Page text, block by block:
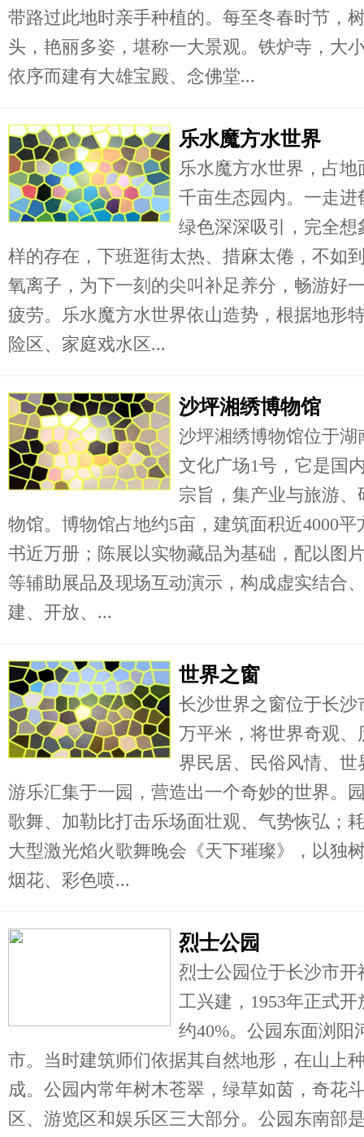
带路过此地时亲手种植的。每至冬春时节，
头，艳丽多姿，堪称一大景观。铁炉寺，大
依序而建有大雄宝殿、念佛堂...
乐水魔方水世界
乐水魔方水世界，占
千亩生态园内。一走
绿色深深吸引，完全
样的存在，下班逛街太热、措麻太倦，不如
氧离子，为下一刻的尖叫补足养分，畅游好
疲劳。乐水魔方水世界依山造势，根据地形
险区、家庭戏水区...
沙坪湘绣博物馆
沙坪湘绣博物馆位于
文化广场1号，它是国
宗旨，集产业与旅游
物馆。博物馆占地约5亩，建筑面积近4000
书近万册；陈展以实物藏品为基础，配以图
等辅助展品及现场互动演示，构成虚实结合
建、开放、...
世界之窗
长沙世界之窗位于长
万平米，将世界奇观
界民居、民俗风情、
游乐汇集于一园，营造出一个奇妙的世界。
歌舞、加勒比打击乐场面壮观、气势恢弘；
大型激光焰火歌舞晚会《天下璀璨》，以独
烟花、彩色喷...
烈士公园
烈士公园位于长沙市开
工兴建，1953年正式
约40%。公园东面浏阳
市。当时建筑师们依据其自然地形，在山上
成。公园内常年树木苍翠，绿草如茵，奇花
区、游览区和娱乐区三大部分。公园东南部